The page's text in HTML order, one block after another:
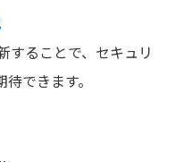
することで、セキュリ
できます。